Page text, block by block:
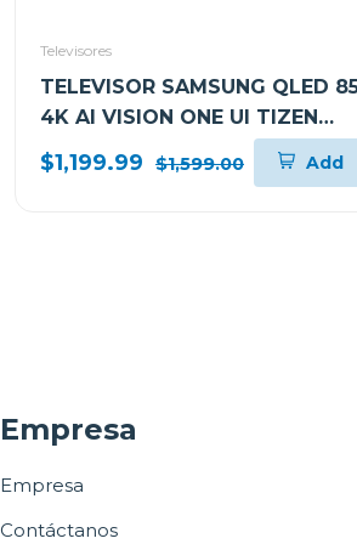
Televisores
TELEVISOR SAMSUNG QLED
4K AI VISION ONE UI TIZEN
QN85Q7F
$1,199.99 $1,599.00 Add
Empresa
Empresa
Contáctanos